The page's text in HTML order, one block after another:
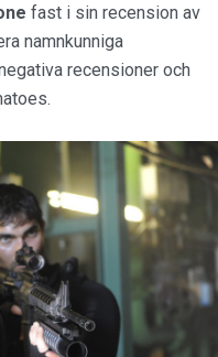
fast i sin recension av
namnkunniga
recensioner och